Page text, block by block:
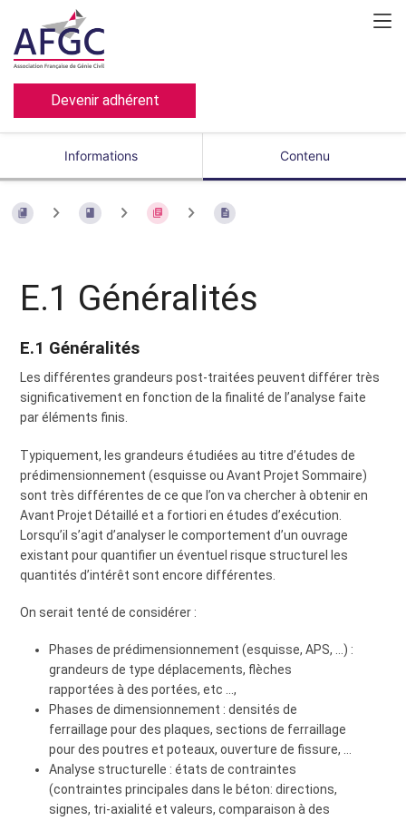
Devenir adhérent
Informations Contenu
E.1 Généralités
E.1 Généralités
Les différentes grandeurs post-traitées peuvent différer très
significativement en fonction de la finalité de l’analyse faite
par éléments finis.
Typiquement, les grandeurs étudiées au titre d’études de
prédimensionnement (esquisse ou Avant Projet Sommaire)
sont très différentes de ce que l’on va chercher à obtenir en
Avant Projet Détaillé et a fortiori en études d’exécution.
Lorsqu’il s’agit d’analyser le comportement d’un ouvrage
existant pour quantifier un éventuel risque structurel les
quantités d’intérêt sont encore différentes.
On serait tenté de considérer :
Phases de prédimensionnement (esquisse, APS, …) :
grandeurs de type déplacements, flèches
rapportées à des portées, etc …,
Phases de dimensionnement : densités de
ferraillage pour des plaques, sections de ferraillage
pour des poutres et poteaux, ouverture de fissure, …
Analyse structurelle : états de contraintes
(contraintes principales dans le béton: directions,
signes, tri-axialité et valeurs, comparaison à des